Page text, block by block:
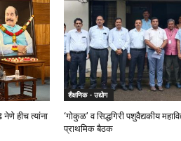
नेणे हीच त्यांना
शैक्षणिक - उद्योग
‘गोकुळ’ व सिद्धगिरी पशुवैद्यकीय
प्राथमिक बैठक